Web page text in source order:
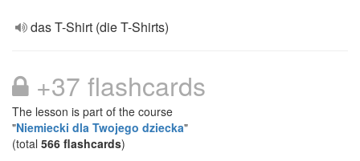
das T-Shirt (die T-Shirts)
+37 flashcards
The lesson is part of the course
"Niemiecki dla Twojego dziecka"
(total 566 flashcards)